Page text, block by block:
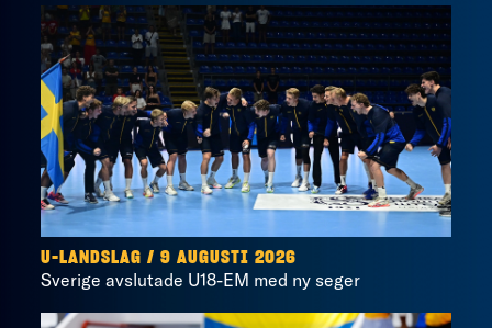
U-LANDSLAG / 9 AUGUSTI 2026
Sverige avslutade U18-EM med ny seger